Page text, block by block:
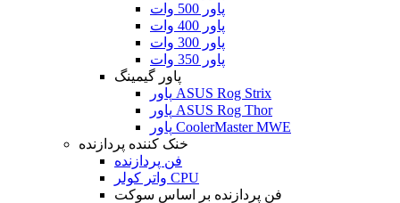
پاور 500 وات
پاور 400 وات
پاور 300 وات
پاور 350 وات
پاور گیمینگ
پاور ASUS Rog Strix
پاور ASUS Rog Thor
پاور CoolerMaster MWE
خنک کننده پردازنده
فن پردازنده
واتر کولر CPU
فن پردازنده بر اساس سوکت